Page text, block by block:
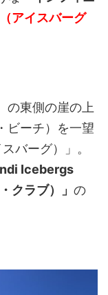
アイスバーグ
の東側の崖の上
ビーチ）を一望
バーグ）」。
Icebergs
クラブ）」 の